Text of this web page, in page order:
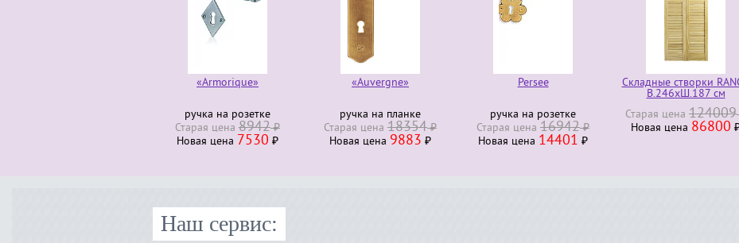
«Auvergne»
ручка на планке
Старая ценa18354
Новая ценa9883
Persee
ручка на розетке
Старая ценa16942
Новая ценa14401
Складные створки RANCH
Старая ценa124009
Новая ценa86800₽
«Monfort bois
входная дверь
Старая ценa
Наш сервис: